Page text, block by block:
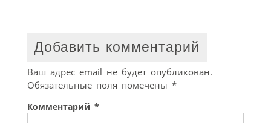
Добавить комментарий
Ваш адрес email не будет опубликован.
Обязательные поля помечены *
Комментарий *